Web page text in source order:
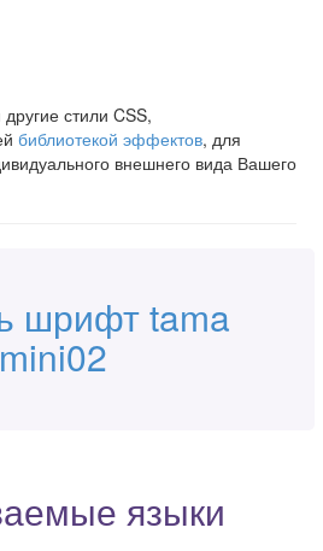
стили CSS,
библиотекой эффектов, для
внешнего вида Вашего
шрифт tama
mini02
языки